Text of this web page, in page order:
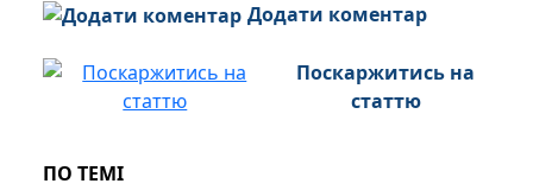
Додати коментар
Поскаржитись на
статтю
ПО ТЕМІ